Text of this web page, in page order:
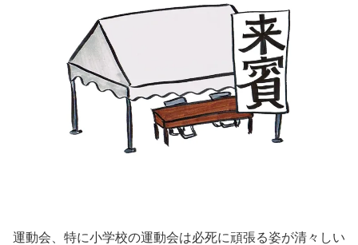
運動会、特に小学校の運動会は必死に頑張る姿が清々しい